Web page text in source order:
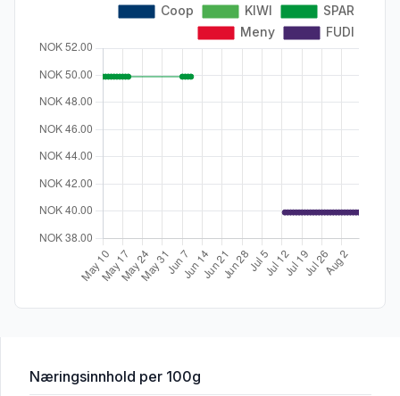
Næringsinnhold for 'Surkål 900ml Rolnik'
per 100g